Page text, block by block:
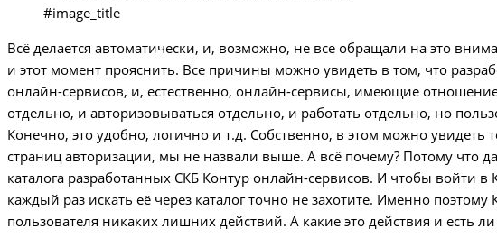
#image_title
Всё делается автоматически, и, возможно, не все обращали на это
и этот момент прояснить. Все причины можно увидеть в том, что
онлайн-сервисов, и, естественно, онлайн-сервисы, имеющие
отдельно, и авторизовываться отдельно, и работать отдельно, но
Конечно, это удобно, логично и т.д. Собственно, в этом можно
страниц авторизации, мы не назвали выше. А всё почему? Потому что
каталога разработанных СКБ Контур онлайн-сервисов. И чтобы войти
каждый раз искать её через каталог точно не захотите. Именно
пользователя никаких лишних действий. А какие это действия и есть